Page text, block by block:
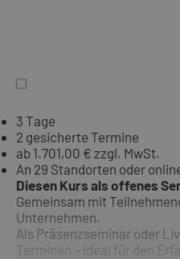
3 Tage
2 gesicherte Termine
ab 1.701,00 € zzgl. MwSt.
An 29 Standorten oder
Diesen Kurs als offenes
Gemeinsam mit
Unternehmen.
Als Präsenzseminar oder
Terminen – ideal für den